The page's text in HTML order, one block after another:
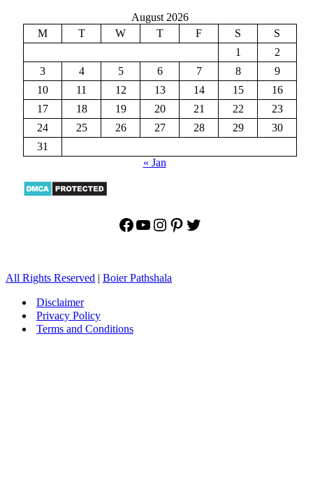
August 2026
M
T W T F S
S
1
2
3
4 5 6 7 8
9
10
11 12 13 14 15
16
17
18 19 20 21 22
23
24
25 26 27 28 29
30
31
« Jan
Facebook
YouTube
Instagram
Pinterest
Twitter
All Rights Reserved | Boier Pathshala
Disclaimer
Privacy Policy
Terms and Conditions